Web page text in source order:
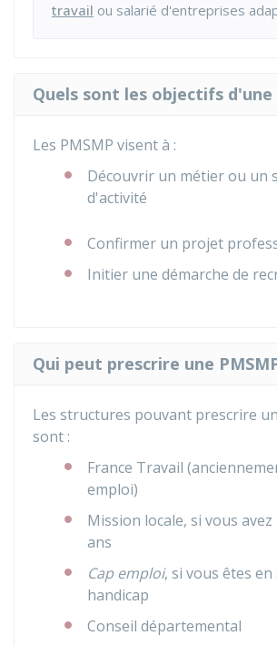
travail ou salarié d'entreprises
Quels sont les objectifs d'une
Les PMSMP visent à :
Découvrir un métier ou un
d'activité
Confirmer un projet
Initier une démarche de
Qui peut prescrire une
Les structures pouvant prescrire
sont :
France Travail
emploi)
Mission locale, si vous avez
ans
Cap emploi, si vous êtes
handicap
Conseil départemental